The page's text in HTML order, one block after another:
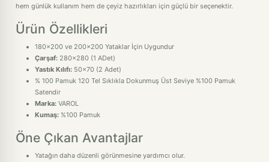
hem günlük kullanım hem de çeyiz hazırlıkları için güçlü bir seçenektir.
Ürün Özellikleri
180x200 ve 200x200 Yataklar İçin Uygundur
Çarşaf: 280x280 (1 ADet)
Yastık Kılıfı: 50x70 (2 Adet)
% 100 Pamuk 120 Tel Sıklıkla Dokunmuş Üst Seviye %100 Pamuk
Satendir
Marka: VAROL
Kumaş: %100 Pamuk
Öne Çıkan Avantajlar
Yatağın daha düzenli görünmesine yardımcı olur.